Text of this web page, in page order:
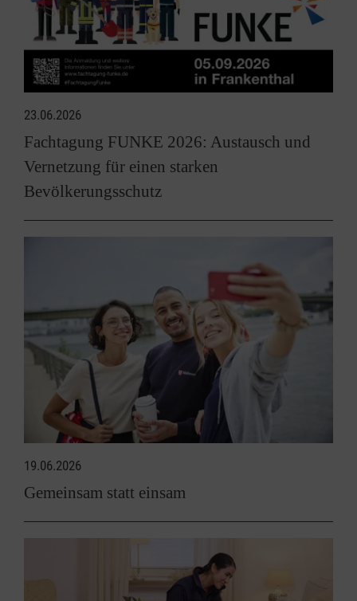
23.06.2026
Fachtagung FUNKE 2026: Austausch und
Vernetzung für einen starken
Bevölkerungsschutz
19.06.2026
Gemeinsam statt einsam